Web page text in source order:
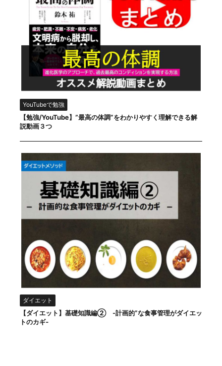
YouTubeで勉強
【勉強/YouTube】”最高の体調”をわかりやすく理解できる解
説動画３つ
ダイエット
【ダイエット】基礎知識編② -計画的”な食事管理がダイエッ
トのカギ-